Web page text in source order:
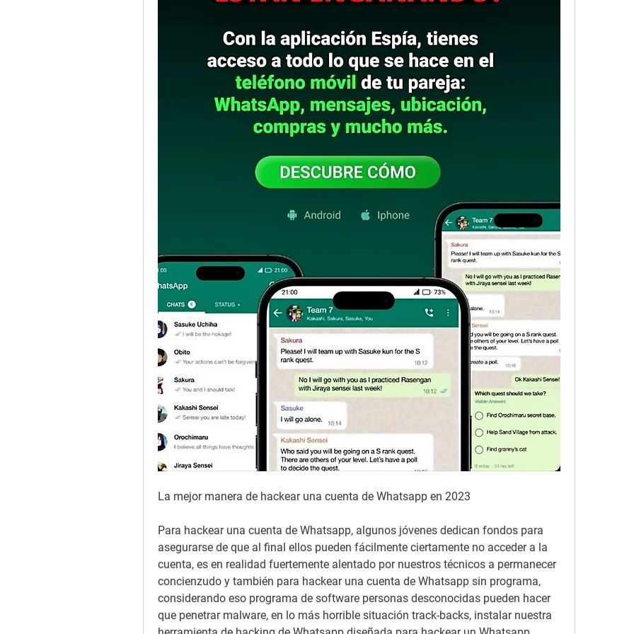
La mejor manera de hackear una cuenta de Whatsapp en 2023
Para hackear una cuenta de Whatsapp, algunos jóvenes dedican fondos para
asegurarse de que al final ellos pueden fácilmente ciertamente no acceder a la
cuenta, es en realidad fuertemente alentado por nuestros técnicos a permanecer
concienzudo y también para hackear una cuenta de Whatsapp sin programa,
considerando eso programa de software personas desconocidas pueden hacer
que penetrar malware, en lo más horrible situación track-backs, instalar nuestra